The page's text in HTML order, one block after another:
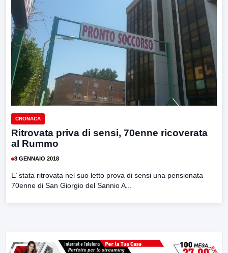
CRONACA
Ritrovata priva di sensi, 70enne ricoverata
al Rummo
8 GENNAIO 2018
E’ stata ritrovata nel suo letto prova di sensi una pensionata
70enne di San Giorgio del Sannio A...